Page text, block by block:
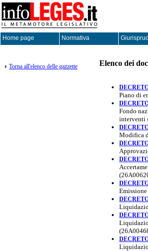
Home page Normativa
Torna all'elenco delle gazzette Elenco dei
Piano di
Fondo
interventi
Modifica